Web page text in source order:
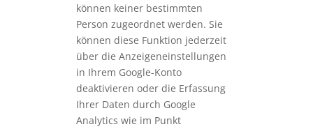
können keiner bestimmten
Person zugeordnet werden. Sie
können diese Funktion jederzeit
über die Anzeigeneinstellungen
in Ihrem Google-Konto
deaktivieren oder die Erfassung
Ihrer Daten durch Google
Analytics wie im Punkt